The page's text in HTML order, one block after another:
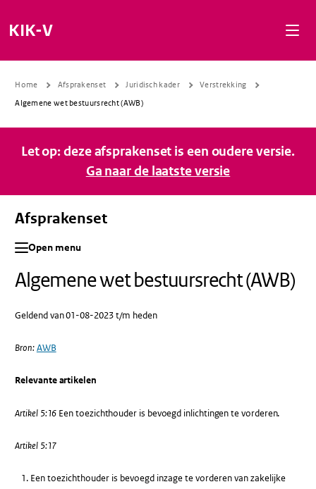
KIK-V
Home Afsprakenset Juridisch kader
Verstrekking
Algemene wet bestuursrecht (AWB)
Let op: deze afsprakenset is een oudere versie.
Ga naar de laatste versie
Afsprakenset
Open menu
Algemene wet bestuursrecht (AWB)
Geldend van 01-08-2023 t/m heden
Bron:AWB
Relevante artikelen
Artikel 5:16 Een toezichthouder is bevoegd inlichtingen te vorderen.
Artikel 5:17
Een toezichthouder is bevoegd inzage te vorderen van zakelijke